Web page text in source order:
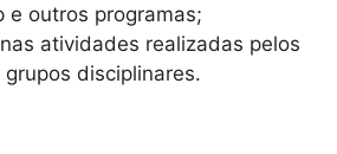
e outros programas;
atividades realizadas pelos
disciplinares.